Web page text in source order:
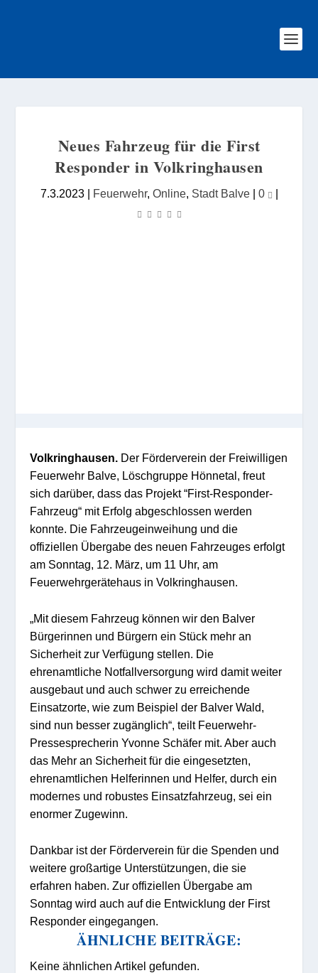
Neues Fahrzeug für die First
Responder in Volkringhausen
7.3.2023| Feuerwehr, Online, Stadt Balve| 0 |
Volkringhausen. Der Förderverein der Freiwilligen
Feuerwehr Balve, Löschgruppe Hönnetal, freut
sich darüber, dass das Projekt “First-Responder-
Fahrzeug“ mit Erfolg abgeschlossen werden
konnte. Die Fahrzeugeinweihung und die
offiziellen Übergabe des neuen Fahrzeuges erfolgt
am Sonntag, 12. März, um 11 Uhr, am
Feuerwehrgerätehaus in Volkringhausen.
„Mit diesem Fahrzeug können wir den Balver
Bürgerinnen und Bürgern ein Stück mehr an
Sicherheit zur Verfügung stellen. Die
ehrenamtliche Notfallversorgung wird damit weiter
ausgebaut und auch schwer zu erreichende
Einsatzorte, wie zum Beispiel der Balver Wald,
sind nun besser zugänglich“, teilt Feuerwehr-
Pressesprecherin Yvonne Schäfer mit. Aber auch
das Mehr an Sicherheit für die eingesetzten,
ehrenamtlichen Helferinnen und Helfer, durch ein
modernes und robustes Einsatzfahrzeug, sei ein
enormer Zugewinn.
Dankbar ist der Förderverein für die Spenden und
weitere großartige Unterstützungen, die sie
erfahren haben. Zur offiziellen Übergabe am
Sonntag wird auch auf die Entwicklung der First
Responder eingegangen.
ÄHNLICHE BEITRÄGE:
Keine ähnlichen Artikel gefunden.